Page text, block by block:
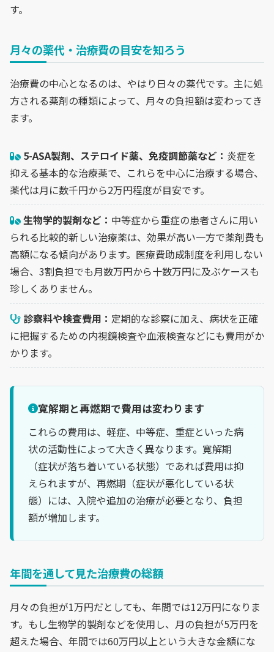
す。
月々の薬代・治療費の目安を知ろう
治療費の中心となるのは、やはり日々の薬代です。主に処
方される薬剤の種類によって、月々の負担額は変わってき
ます。
5-ASA製剤、ステロイド薬、免疫調節薬など： 炎症を
抑える基本的な治療薬で、これらを中心に治療する場合、
薬代は月に数千円から2万円程度が目安です。
生物学的製剤など： 中等症から重症の患者さんに用い
られる比較的新しい治療薬は、効果が高い一方で薬剤費も
高額になる傾向があります。医療費助成制度を利用しない
場合、3割負担でも月数万円から十数万円に及ぶケースも
珍しくありません。
診察料や検査費用： 定期的な診察に加え、病状を正確
に把握するための内視鏡検査や血液検査などにも費用がか
かります。
寛解期と再燃期で費用は変わります
これらの費用は、軽症、中等症、重症といった病
状の活動性によって大きく異なります。寛解期
（症状が落ち着いている状態）であれば費用は抑
えられますが、再燃期（症状が悪化している状
態）には、入院や追加の治療が必要となり、負担
額が増加します。
年間を通して見た治療費の総額
月々の負担が1万円だとしても、年間では12万円になりま
す。もし生物学的製剤などを使用し、月の負担が5万円を
超えた場合、年間では60万円以上という大きな金額にな